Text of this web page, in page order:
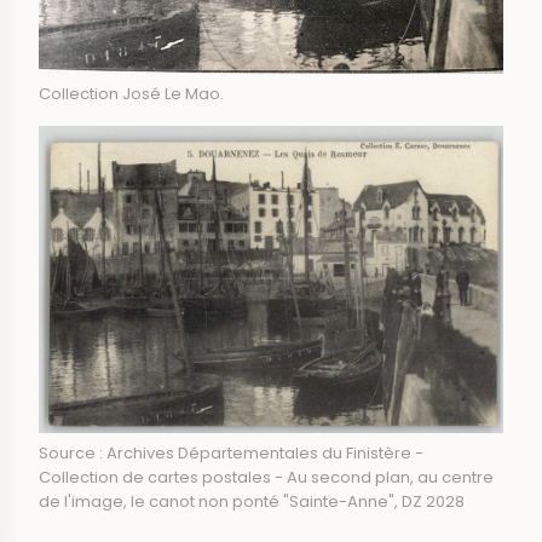
Collection José Le Mao.
Source : Archives Départementales du Finistère -
Collection de cartes postales - Au second plan, au centre
de l'image, le canot non ponté "Sainte-Anne", DZ 2028